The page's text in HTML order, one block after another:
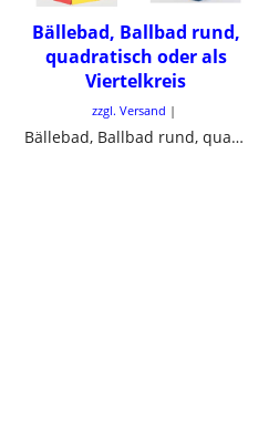
Bällebad, Ballbad rund,
quadratisch oder als
Viertelkreis
zzgl. Versand
Bällebad, Ballbad rund, quadratisch oder als Viertelkreis